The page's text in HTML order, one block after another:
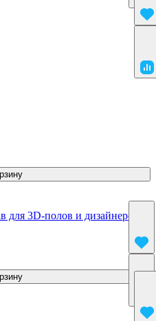
3D-полов и дизайнерской